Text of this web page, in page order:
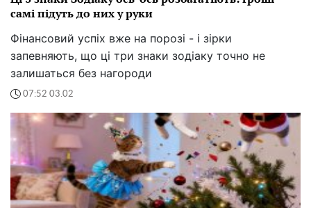
самі підуть до них у руки
Фінансовий успіх вже на порозі - і зірки
запевняють, що ці три знаки зодіаку точно не
залишаться без нагороди
07:52 03.02